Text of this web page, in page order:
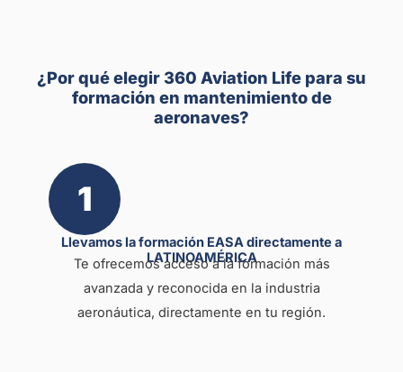
¿Por qué elegir 360 Aviation Life para su
formación en mantenimiento de
aeronaves?
1
Llevamos la formación EASA directamente a
LATINOAMÉRICA
Te ofrecemos acceso a la formación más
avanzada y reconocida en la industria
aeronáutica, directamente en tu región.